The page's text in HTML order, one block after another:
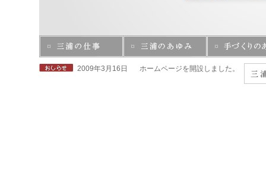
2009年3月16日 ホームページを開設しました。